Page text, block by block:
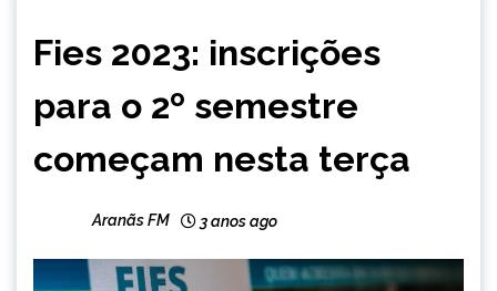
CAPELINHA
GERAIS
Fies 2023: inscrições
para o 2º semestre
começam nesta terça
Aranãs FM 3 anos ago